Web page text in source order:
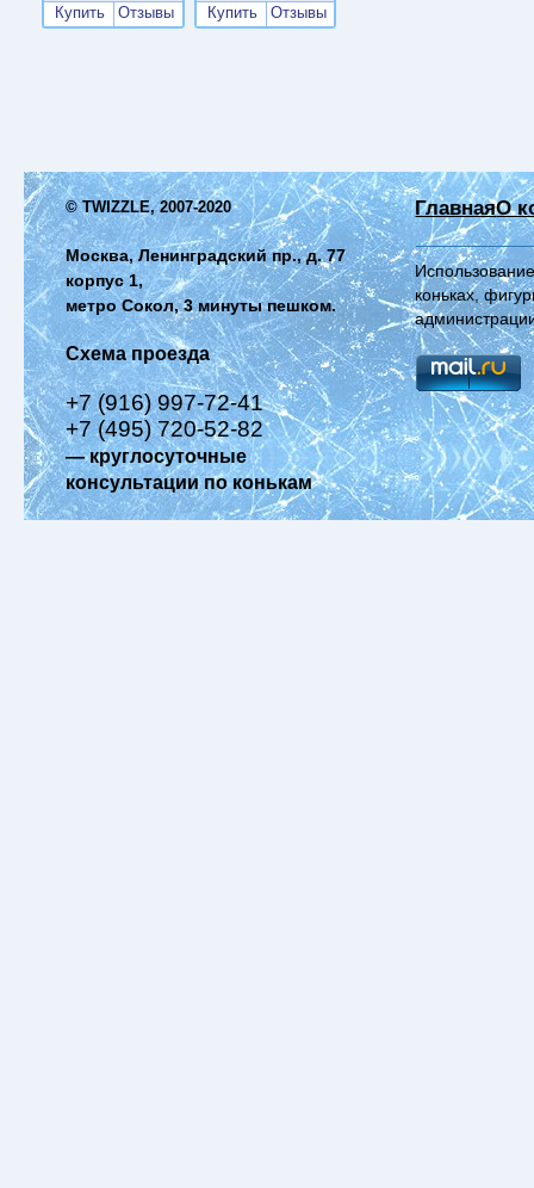
Купить
Отзывы
Купить
Отзывы
© TWIZZLE, 2007-2020
Москва, Ленинградский пр., д. 77
корпус 1,
метро Сокол, 3 минуты пешком.
Схема проезда
+7 (916) 997-72-41
+7 (495) 720-52-82
— круглосуточные
консультации по конькам
ГлавнаяО
коньках,